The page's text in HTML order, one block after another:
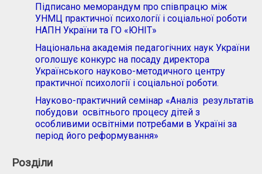
Підписано меморандум про співпрацю між
УНМЦ практичної психології і соціальної роботи
НАПН України та ГО «ЮНІТ»
Національна академія педагогічних наук України
оголошує конкурс на посаду директора
Українського науково-методичного центру
практичної психології і соціальної роботи.
Науково-практичний семінар «Аналіз результатів
побудови освітнього процесу дітей з
особливими освітніми потребами в Україні за
період його реформування»
Розділи